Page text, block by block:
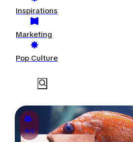
Inspirations
Marketing
Pop Culture
Art